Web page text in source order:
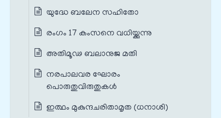
യുദ്ധേ ബലേന സഹിതോ
രംഗം 17 കംസനെ വധിയ്ക്കുന്നു
അതിമൂഢ ബലാനുജ മതി
നരപാലവര ഘോരം
പൊരുതുവിരുതുകൾ
ഇത്ഥം മുകുന്ദചരിതാമൃത (ധനാശി)